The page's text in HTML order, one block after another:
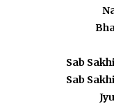
Sab
Sab